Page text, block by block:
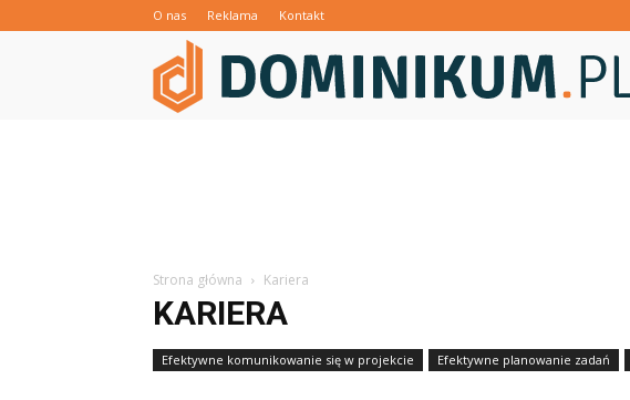
O nas Reklama Kontakt
Strona główna Kariera
KARIERA
Efektywne komunikowanie się w projekcie Efektywne planowanie zadań